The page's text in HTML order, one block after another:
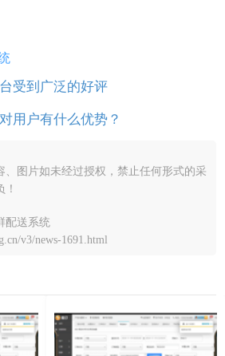
受到广泛的好评
用户有什么优势？
、图片如未经过授权，禁止任何形式的采
配送系统
v3/news-1691.html